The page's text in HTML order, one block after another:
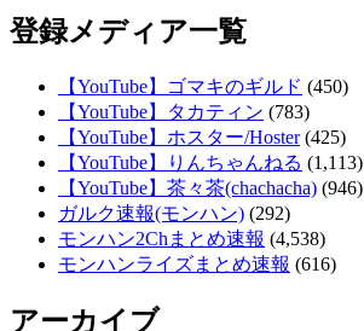
登録メディア一覧
【YouTube】ゴマキのギルド (450)
【YouTube】タカティン (783)
【YouTube】ホスター/Hoster(425)
【YouTube】りんちゃんねる (1,113)
【YouTube】茶々茶(chachacha) (946)
ガルク速報(モンハン) (292)
モンハン2Chまとめ速報 (4,538)
モンハンライズまとめ速報 (616)
アーカイブ